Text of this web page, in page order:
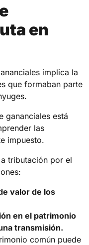
en
implica la
que formaban parte
gananciales está
las
impuesto.
tributación por el
valor de los
en el patrimonio
transmisión.
común puede